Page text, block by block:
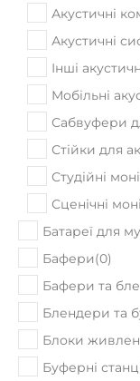
Акустичні
Акустичні
Інші
Мобільні
Сабвуфери
Стійки для
Студійні
Сценічні
Батареї для
Бафери(0)
Бафери та
Блендери та
Блоки
Буферні